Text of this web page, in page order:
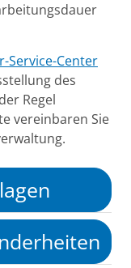
Service-Center
des
Regel
vereinbaren Sie